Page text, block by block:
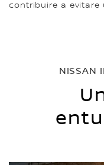
contribuire a evitare
NISSAN